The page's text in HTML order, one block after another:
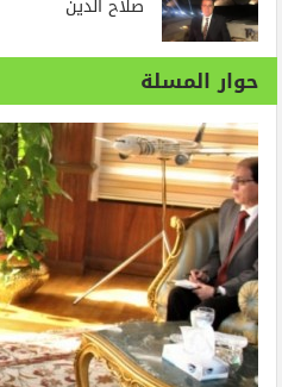
صلاح الدين
حوار المسلة